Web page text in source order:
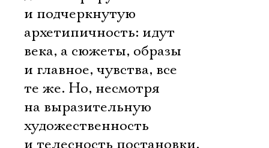
и подчеркнутую
архетипичность: идут
века, а сюжеты, образы
и главное, чувства, все
те же. Но, несмотря
на выразительную
художественность
и телесность постановки,